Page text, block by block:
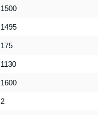
1500
1495
175
1130
1600
2